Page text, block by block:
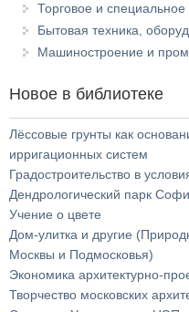
Торговое и
Бытовая техника,
Машиностроение и
Новое в библиотеке
Лёссовые грунты как
ирригационных систем
Градостроительство в
Дендрологический парк
Учение о цвете
Дом-улитка и другие
Москвы и Подмосковья)
Экономика архитектурно-
Творчество московских